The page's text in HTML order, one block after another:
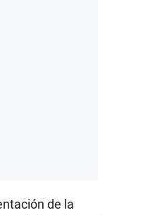
de la